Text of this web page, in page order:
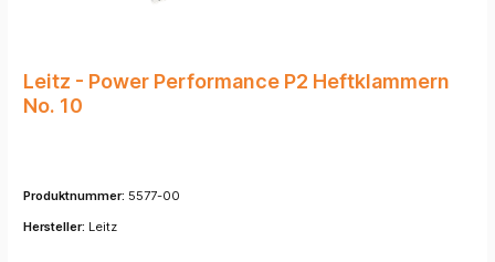
Leitz - Power Performance P2 Heftklammern
No. 10
Produktnummer: 5577-00
Hersteller: Leitz